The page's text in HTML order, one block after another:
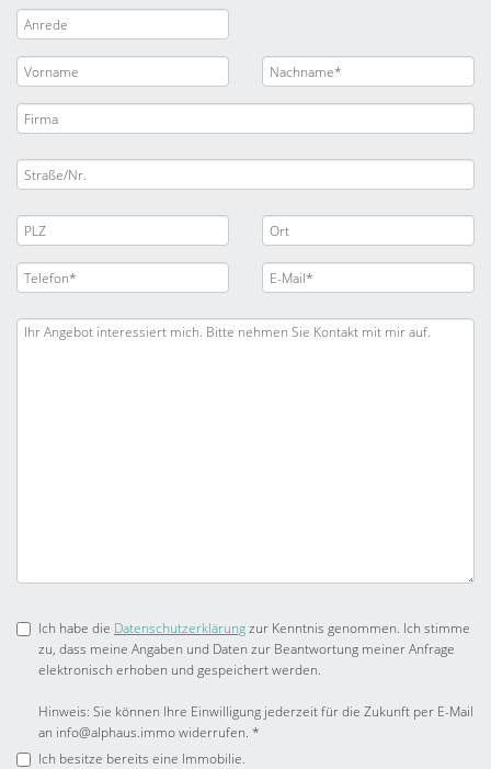
Ich habe die Datenschutzerklärungzur Kenntnis genommen. Ich stimme
zu, dass meine Angaben und Daten zur Beantwortung meiner Anfrage
elektronisch erhoben und gespeichert werden.
Hinweis: Sie können Ihre Einwilligung jederzeit für die Zukunft per E-Mail
an info@alphaus.immo widerrufen. *
Ich besitze bereits eine Immobilie.